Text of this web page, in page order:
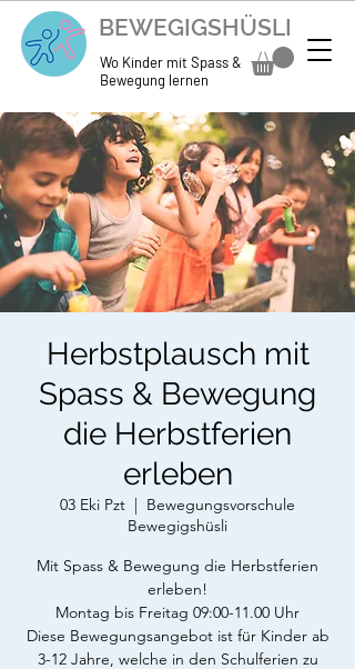
BEWEGIGSHÜSLI
Wo Kinder mit Spass &
Bewegung lernen
Herbstplausch mit
Spass & Bewegung
die Herbstferien
erleben
03 Eki Pzt
  |
Bewegungsvorschule
Bewegigshüsli
Mit Spass & Bewegung die Herbstferien
erleben!
Montag bis Freitag 09:00-11.00 Uhr
Diese Bewegungsangebot ist für Kinder ab
3-12 Jahre, welche in den Schulferien zu